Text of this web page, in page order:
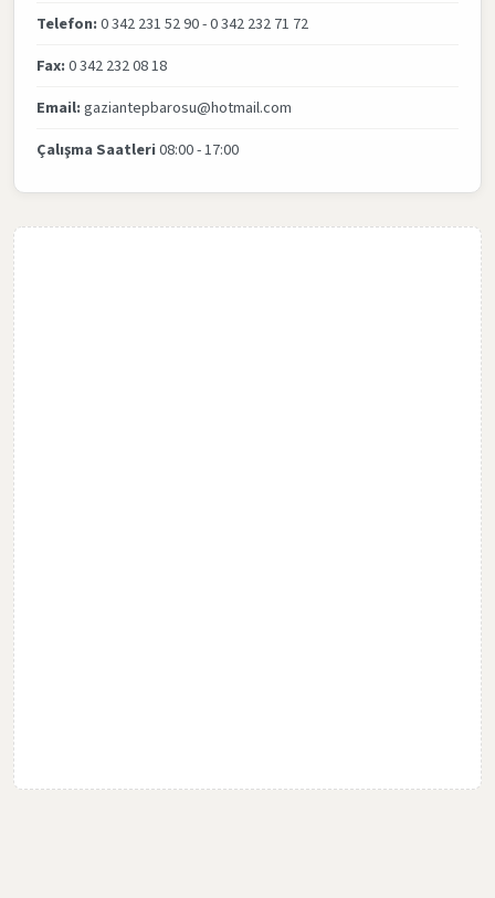
Telefon:0 342 231 52 90 - 0 342 232 71 72
Fax:0 342 232 08 18
Email:gaziantepbarosu@hotmail.com
Çalışma Saatleri08:00 - 17:00